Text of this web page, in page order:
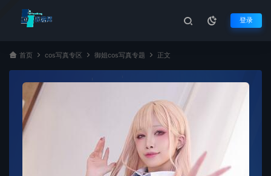
登录
首页 cos写真专区 御姐cos写真专题 正文